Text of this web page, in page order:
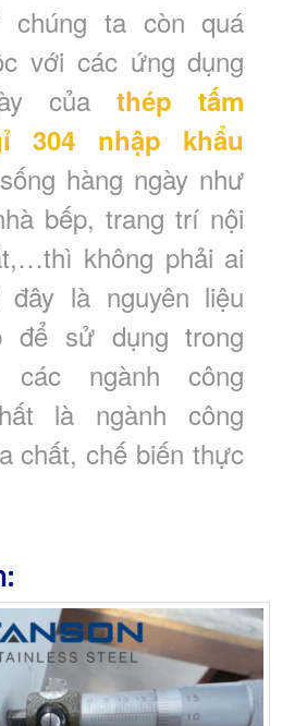
chúng ta còn quá
với các ứng dụng
củathép tấm
304 nhập khẩu
hàng ngày như
bếp, trang trí nội
không phải ai
đây là nguyên liệu
để sử dụng trong
ngành công
là ngành công
chất, chế biến thực